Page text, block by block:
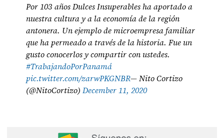
Por 103 años Dulces Insuperables ha aportado a
nuestra cultura y a la economía de la región
antonera. Un ejemplo de microempresa familiar
que ha permeado a través de la historia. Fue un
gusto conocerlos y compartir con ustedes.
#TrabajandoPorPanamá
pic.twitter.com/zarwPKGNBR— Nito Cortizo
(@NitoCortizo)December 11, 2020